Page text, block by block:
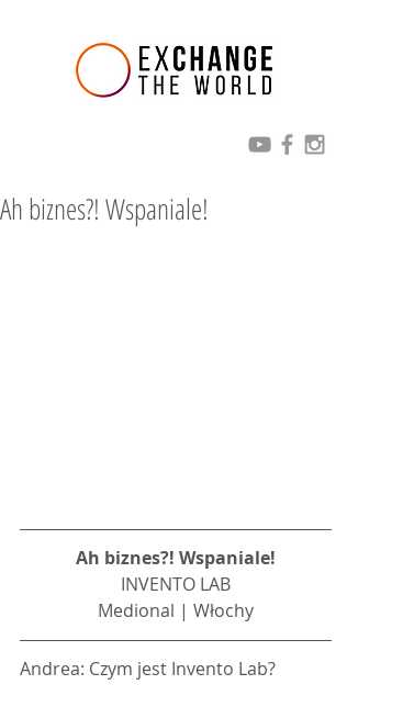
Ah biznes?! Wspaniale!
Ah biznes?! Wspaniale!
INVENTO LAB
Medional | Włochy
Andrea: Czym jest Invento Lab?